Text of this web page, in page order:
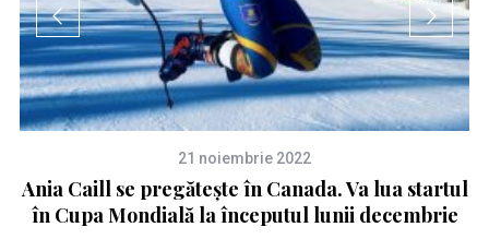
21 noiembrie 2022
Ania Caill se pregătește în Canada. Va lua startul
în Cupa Mondială la începutul lunii decembrie